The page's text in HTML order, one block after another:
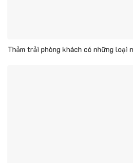
Thảm trải phòng khách có những loại